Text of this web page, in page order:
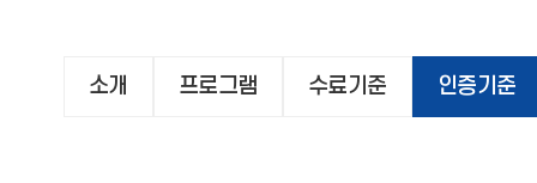
소개 프로그램 수료기준 인증기준